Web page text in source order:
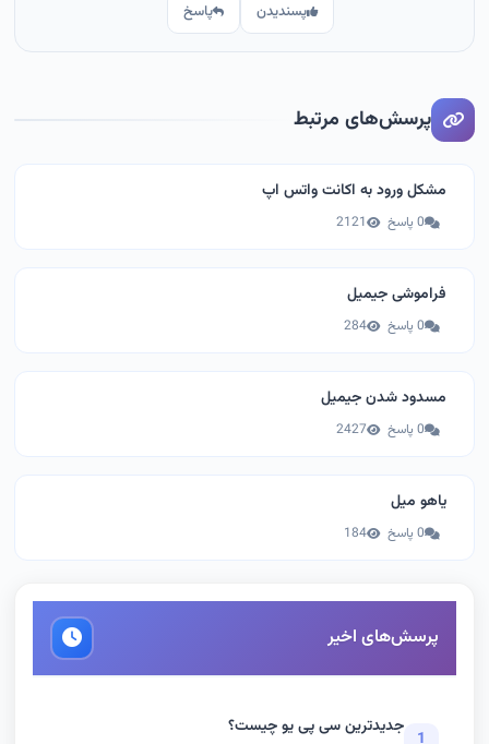
پسندیدن پاسخ
پرسش‌های مرتبط
مشکل ورود به اکانت واتس اپ
0 پاسخ 2121
فراموشی جیمیل
0 پاسخ 284
مسدود شدن جیمیل
0 پاسخ 2427
یاهو میل
0 پاسخ 184
پرسش‌های اخیر
جدیدترین سی پی یو چیست؟